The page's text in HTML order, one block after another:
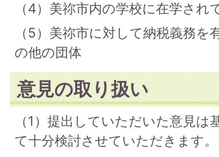
（4）美祢市内の学校に在学され
（5）美祢市に対して納税義務を
の他の団体
意見の取り扱い
（1）提出していただいた意見は
て十分検討させていただきます。